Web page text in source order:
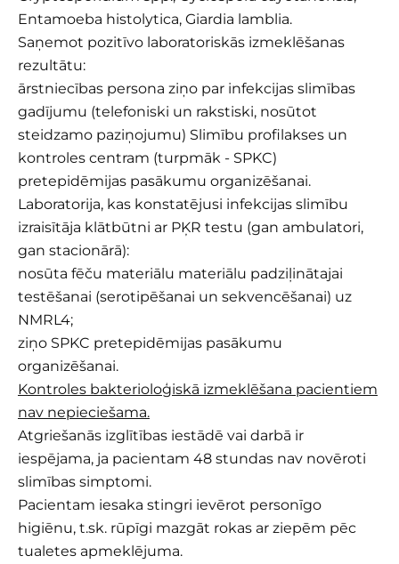
Entamoeba histolytica, Giardia lamblia.
Saņemot pozitīvo laboratoriskās izmeklēšanas
rezultātu:
ārstniecības persona ziņo par infekcijas slimības
gadījumu (telefoniski un rakstiski, nosūtot
steidzamo paziņojumu) Slimību profilakses un
kontroles centram (turpmāk - SPKC)
pretepidēmijas pasākumu organizēšanai.
Laboratorija, kas konstatējusi infekcijas slimību
izraisītāja klātbūtni ar PĶR testu (gan ambulatori,
gan stacionārā):
nosūta fēču materiālu materiālu padziļinātajai
testēšanai (serotipēšanai un sekvencēšanai) uz
NMRL4;
ziņo SPKC pretepidēmijas pasākumu
organizēšanai.
Kontroles bakterioloģiskā izmeklēšana pacientiem
nav nepieciešama.
Atgriešanās izglītības iestādē vai darbā ir
iespējama, ja pacientam 48 stundas nav novēroti
slimības simptomi.
Pacientam iesaka stingri ievērot personīgo
higiēnu, t.sk. rūpīgi mazgāt rokas ar ziepēm pēc
tualetes apmeklējuma.